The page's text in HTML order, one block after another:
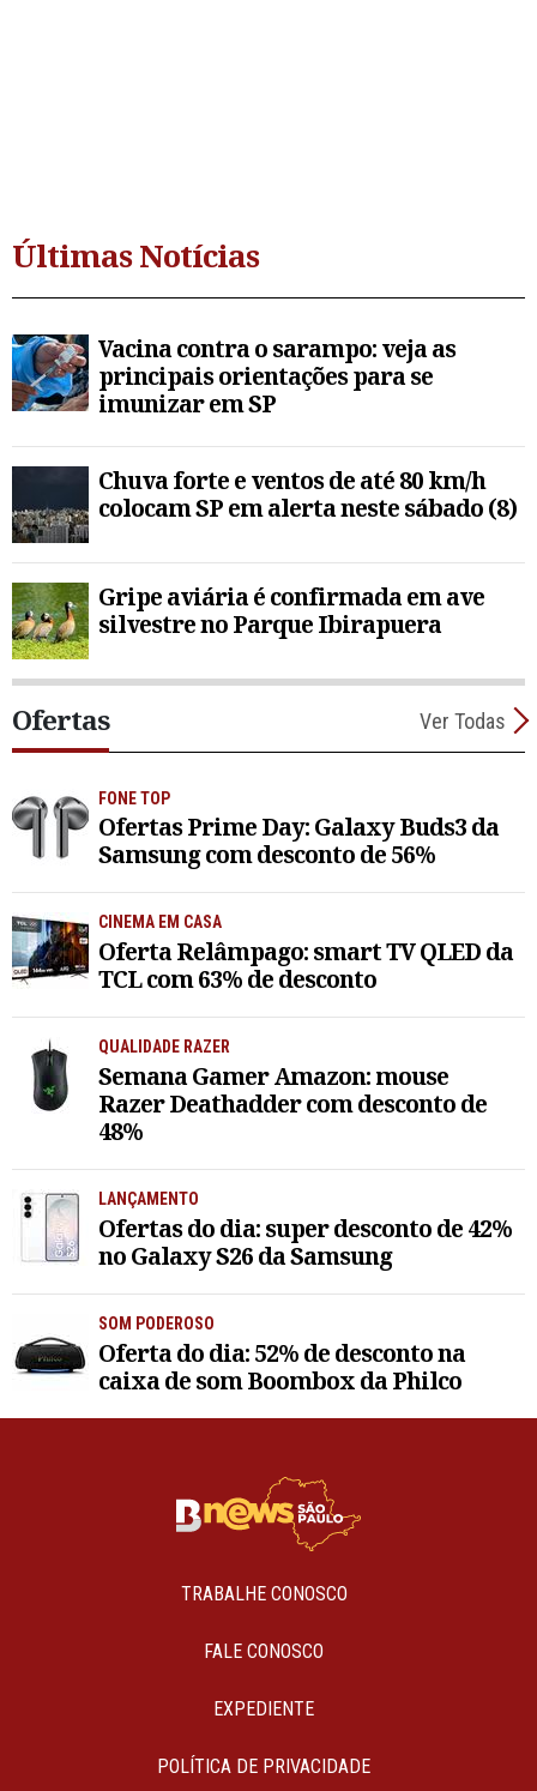
Últimas Notícias
Vacina contra o sarampo: veja as
principais orientações para se
imunizar em SP
Chuva forte e ventos de até 80 km/h
colocam SP em alerta neste sábado (8)
Gripe aviária é confirmada em ave
silvestre no Parque Ibirapuera
Ofertas Ver Todas
FONE TOP
Ofertas Prime Day: Galaxy Buds3 da
Samsung com desconto de 56%
CINEMA EM CASA
Oferta Relâmpago: smart TV QLED da
TCL com 63% de desconto
QUALIDADE RAZER
Semana Gamer Amazon: mouse
Razer Deathadder com desconto de
48%
LANÇAMENTO
Ofertas do dia: super desconto de 42%
no Galaxy S26 da Samsung
SOM PODEROSO
Oferta do dia: 52% de desconto na
caixa de som Boombox da Philco
TRABALHE CONOSCO
FALE CONOSCO
EXPEDIENTE
POLÍTICA DE PRIVACIDADE